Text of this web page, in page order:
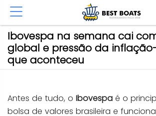
Ibovespa na semana cai
global e pressão da
que aconteceu
Antes de tudo, o Ibovespa é o
bolsa de valores brasileira e